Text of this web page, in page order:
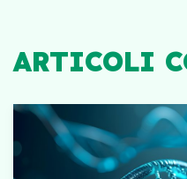
ARTICOLI